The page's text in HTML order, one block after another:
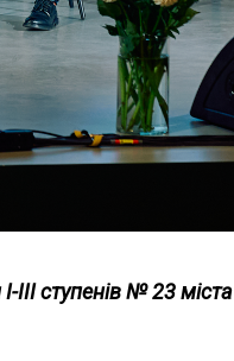
ступенів № 23 міста